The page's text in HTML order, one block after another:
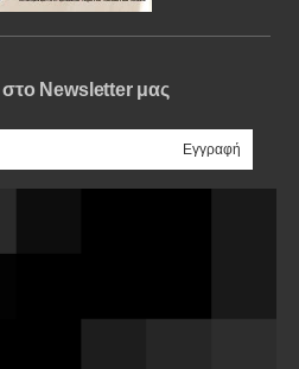
στο Newsletter μας